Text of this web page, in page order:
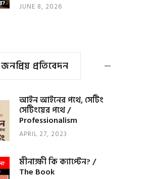
JUNE 8, 2026
জনপ্রিয় প্রতিবেদন
আইন আইনের পথে, সেটিং
সেটিংয়ের পথে /
Professionalism
APRIL 27, 2023
মীনাক্ষী কি ক্যাপ্টেন? /
The Book